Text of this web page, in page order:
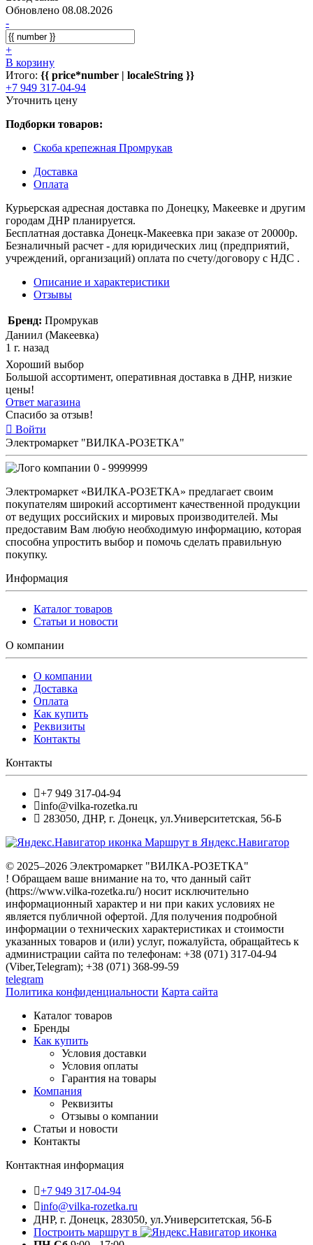
Обновлено 08.08.2026
-
+
В корзину
Итого: {{ price*number | localeString }}
+7 949 317-04-94
Уточнить цену
Подборки товаров:
Скоба крепежная Промрукав
Доставка
Оплата
Курьерская адресная доставка по Донецку, Макеевке и другим
городам ДНР планируется.
Бесплатная доставка Донецк-Макеевка при заказе от 20000р.
Безналичный расчет - для юридических лиц (предприятий,
учреждений, организаций) оплата по счету/договору с НДС .
Описание и характеристики
Отзывы
Бренд: Промрукав
Даниил (Макеевка)
1 г. назад
Хороший выбор
Большой ассортимент, оперативная доставка в ДНР, низкие
цены!
Ответ магазина
Спасибо за отзыв!
Войти
Электромаркет "ВИЛКА-РОЗЕТКА"
0 - 9999999
Электромаркет «ВИЛКА-РОЗЕТКА» предлагает своим
покупателям широкий ассортимент качественной продукции
от ведущих российских и мировых производителей. Мы
предоставим Вам любую необходимую информацию, которая
способна упростить выбор и помочь сделать правильную
покупку.
Информация
Каталог товаров
Статьи и новости
О компании
О компании
Доставка
Оплата
Как купить
Реквизиты
Контакты
Контакты
+7 949 317-04-94
info@vilka-rozetka.ru
283050, ДНР, г. Донецк, ул.Университетская, 56-Б
Маршрут в Яндекс.Навигатор
© 2025–2026 Электромаркет "ВИЛКА-РОЗЕТКА"
! Обращаем ваше внимание на то, что данный сайт
(https://www.vilka-rozetka.ru/) носит исключительно
информационный характер и ни при каких условиях не
является публичной офертой. Для получения подробной
информации о технических характеристиках и стоимости
указанных товаров и (или) услуг, пожалуйста, обращайтесь к
администрации сайта по телефонам: +38 (071) 317-04-94
(Viber,Telegram); +38 (071) 368-99-59
telegram
Политика конфиденциальности Карта сайта
Каталог товаров
Бренды
Как купить
Условия доставки
Условия оплаты
Гарантия на товары
Компания
Реквизиты
Отзывы о компании
Статьи и новости
Контакты
Контактная информация
+7 949 317-04-94
info@vilka-rozetka.ru
ДНР, г. Донецк, 283050, ул.Университетская, 56-Б
Построить маршрут в